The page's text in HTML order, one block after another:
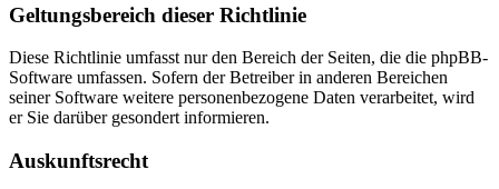
Geltungsbereich dieser Richtlinie
Diese Richtlinie umfasst nur den Bereich der Seiten, die die phpBB-
Software umfassen. Sofern der Betreiber in anderen Bereichen
seiner Software weitere personenbezogene Daten verarbeitet, wird
er Sie darüber gesondert informieren.
Auskunftsrecht